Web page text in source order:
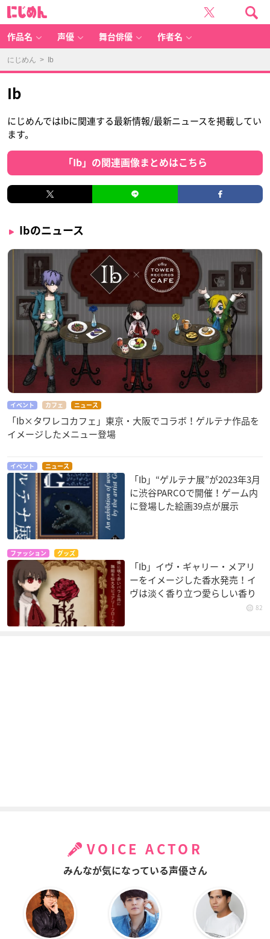
作品名 声優 舞台俳優 作者名
にじめん > Ib
Ib
にじめんではIbに関連する最新情報/最新ニュースを掲載してい
ます。
「Ib」の関連画像まとめはこちら
Ibのニュース
イベント カフェ ニュース
「Ib×タワレコカフェ」東京・大阪でコラボ！ゲルテナ作品を
イメージしたメニュー登場
イベント ニュース
「Ib」“ゲルテナ展”が2023年3月
に渋谷PARCOで開催！ゲーム内
に登場した絵画39点が展示
ファッション グッズ
「Ib」イヴ・ギャリー・メアリ
ーをイメージした香水発売！イ
ヴは淡く香り立つ愛らしい香り
82
VOICE ACTOR
みんなが気になっている声優さん